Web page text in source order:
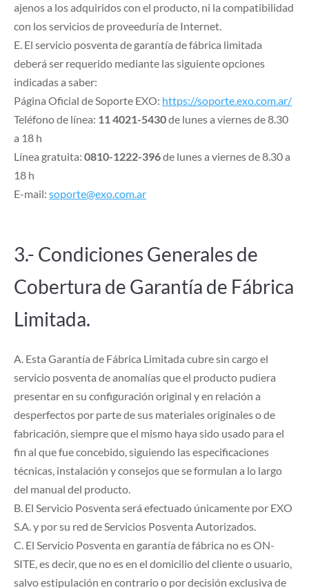
ajenos a los adquiridos con el producto, ni la compatibilidad
con los servicios de proveeduría de Internet.
E. El servicio posventa de garantía de fábrica limitada
deberá ser requerido mediante las siguiente opciones
indicadas a saber:
Página Oficial de Soporte EXO: https://soporte.exo.com.ar/
Teléfono de línea: 11 4021-5430de lunes a viernes de 8.30
a 18 h
Línea gratuita: 0810-1222-396de lunes a viernes de 8.30 a
18 h
E-mail: soporte@exo.com.ar
3.- Condiciones Generales de
Cobertura de Garantía de Fábrica
Limitada.
A. Esta Garantía de Fábrica Limitada cubre sin cargo el
servicio posventa de anomalías que el producto pudiera
presentar en su configuración original y en relación a
desperfectos por parte de sus materiales originales o de
fabricación, siempre que el mismo haya sido usado para el
fin al que fue concebido, siguiendo las especificaciones
técnicas, instalación y consejos que se formulan a lo largo
del manual del producto.
B. El Servicio Posventa será efectuado únicamente por EXO
S.A. y por su red de Servicios Posventa Autorizados.
C. El Servicio Posventa en garantía de fábrica no es ON-
SITE, es decir, que no es en el domicilio del cliente o usuario,
salvo estipulación en contrario o por decisión exclusiva de